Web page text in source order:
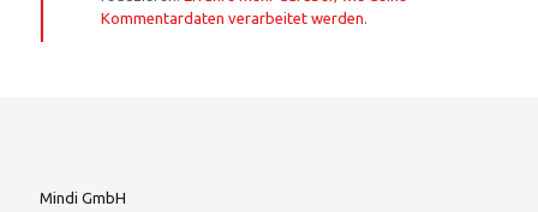
Kommentardaten verarbeitet werden
Mindi GmbH